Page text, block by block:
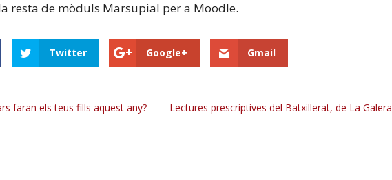
resta de mòduls Marsupial per a Moodle.
Twitter Google+ Gmail
Lectures prescriptives del Batxillerat, de La Galera
faran els teus fills aquest any?